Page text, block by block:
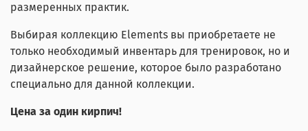
размеренных практик.
Выбирая коллекцию Elements вы приобретаете не
только необходимый инвентарь для тренировок, но и
дизайнерское решение, которое было разработано
специально для данной коллекции.
Цена за один кирпич!